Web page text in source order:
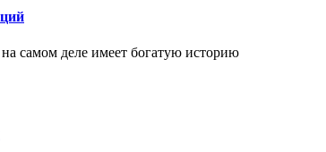
самом деле имеет богатую историю